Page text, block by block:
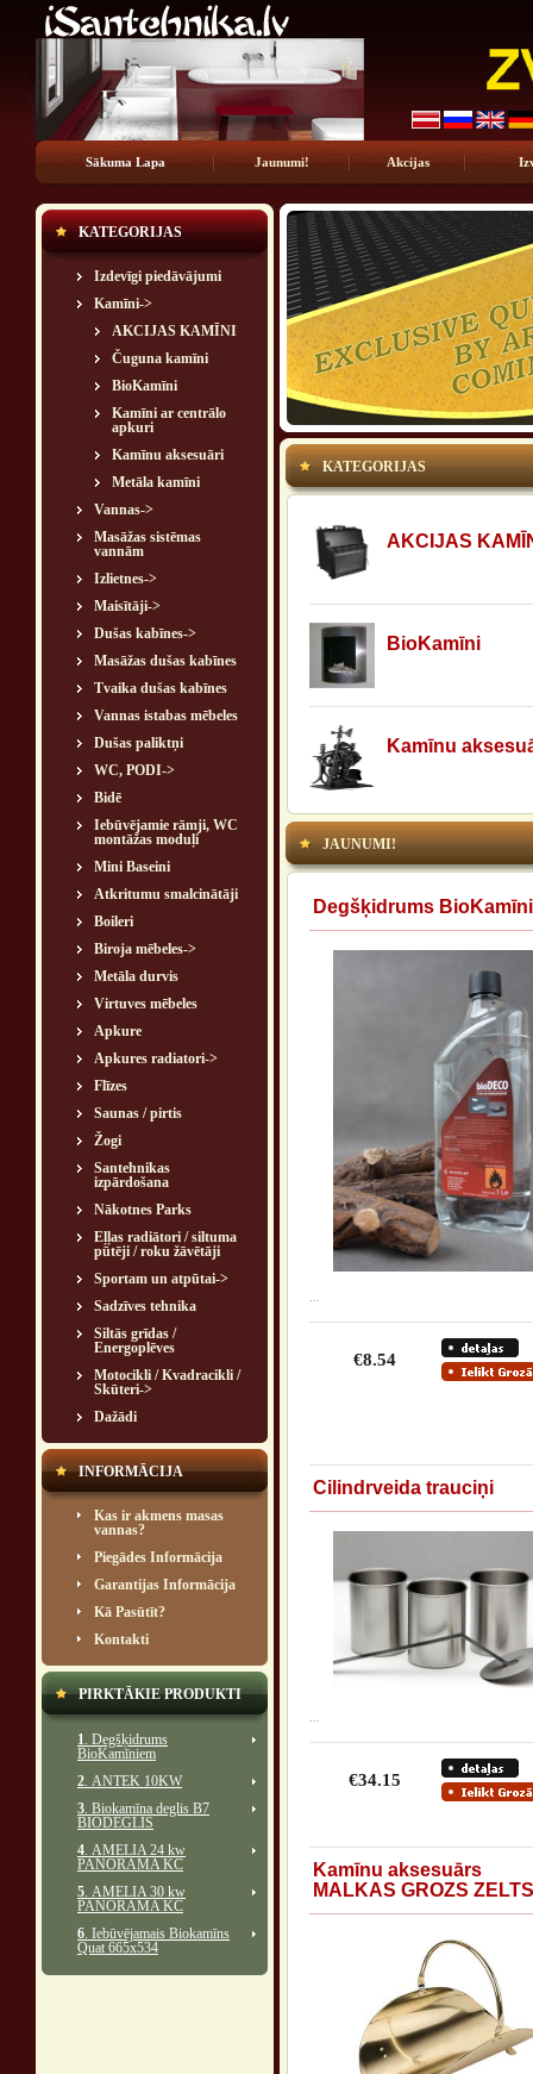
Sākuma Lapa Jaunumi! Akcijas
KATEGORIJAS
Izdevīgi piedāvājumi
Kamīni->
AKCIJAS KAMĪNI
Čuguna kamīni
BioKamīni
Kamīni ar centrālo
apkuri
Kamīnu aksesuāri
Metāla kamīni
Vannas->
Masāžas sistēmas
vannām
Izlietnes->
Maisītāji->
Dušas kabīnes->
Masāžas dušas kabīnes
Tvaika dušas kabīnes
Vannas istabas mēbeles
Dušas paliktņi
WC, PODI->
Bidē
Iebūvējamie rāmji, WC
montāžas moduļi
Mini Baseini
Atkritumu smalcinātāji
Boileri
Biroja mēbeles->
Metāla durvis
Virtuves mēbeles
Apkure
Apkures radiatori->
Flīzes
Saunas / pirtis
Žogi
Santehnikas
izpārdošana
Nākotnes Parks
Eļļas radiātori / siltuma
pūtēji / roku žāvētāji
Sportam un atpūtai->
Sadzīves tehnika
Siltās grīdas /
Energoplēves
Motocikli / Kvadracikli /
Skūteri->
Dažādi
INFORMĀCIJA
Kas ir akmens masas
vannas?
Piegādes Informācija
Garantijas Informācija
Kā Pasūtīt?
Kontakti
PIRKTĀKIE PRODUKTI
1. Degšķidrums
BioKamīniem
2. ANTEK 10KW
3. Biokamīna deglis B7
BIODEGLIS
4. AMELIA 24 kw
PANORĀMA KC
5. AMELIA 30 kw
PANORĀMA KC
6. Iebūvējamais Biokamīns
Quat 665x534
KATEGORIJAS
AKCIJAS
BioKamīni
Kamīnu
JAUNUMI!
Degšķidrums
€8.54
Cilindrveida trauciņi
€34.15
Kamīnu aksesuārs
MALKAS GROZS ZELTS